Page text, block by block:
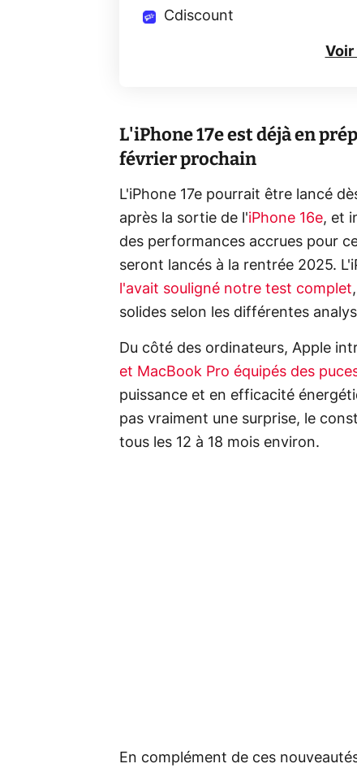
Cdiscount
L'iPhone 17e est déjà en
février prochain
L'iPhone 17e pourrait être lancé
après la sortie de l'iPhone 16e, et
des performances accrues pour
seront lancés à la rentrée 2025.
l'avait souligné notre test complet
solides selon les différentes
Du côté des ordinateurs, Apple
et MacBook Pro équipés des
puissance et en efficacité
pas vraiment une surprise, le
tous les 12 à 18 mois environ.
En complément de ces